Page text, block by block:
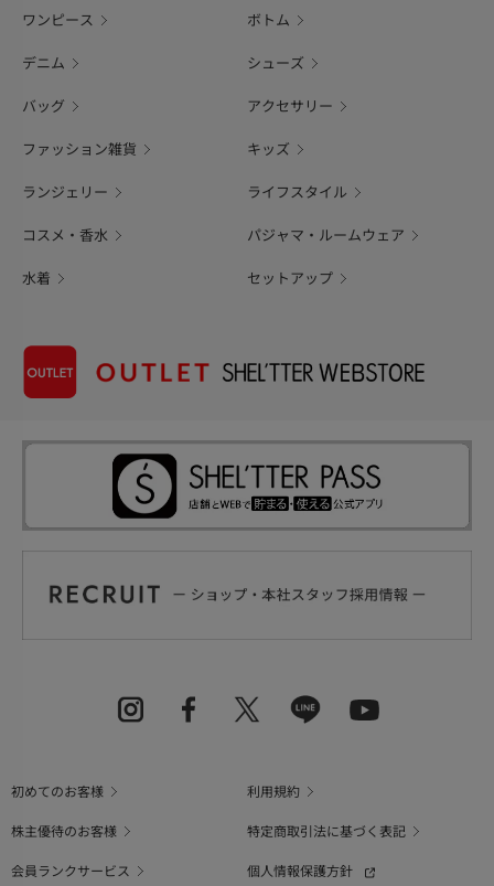
ワンピース ボトム
デニム シューズ
バッグ アクセサリー
ファッション雑貨 キッズ
ランジェリー ライフスタイル
コスメ・香水 パジャマ・ルームウェア
水着 セットアップ
初めてのお客様
利用規約
株主優待のお客様
特定商取引法に基づく表記
会員ランクサービス
個人情報保護方針